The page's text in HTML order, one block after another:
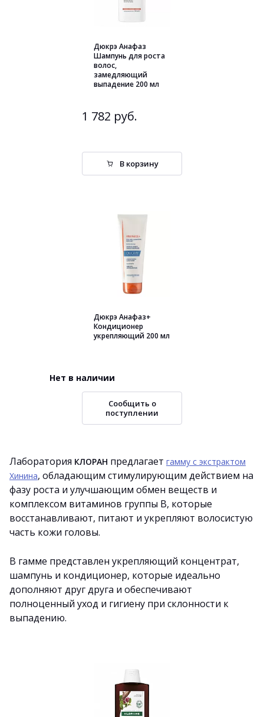
Дюкрэ Анафаз
Шампунь для роста
волос,
замедляющий
выпадение 200 мл
1 782 руб.
В корзину
Дюкрэ Анафаз+
Кондиционер
укрепляющий 200 мл
Нет в наличии
Сообщить о
поступлении
Лаборатория КЛОРАН предлагает гамму с экстрактом
Хинина, обладающим стимулирующим действием на
фазу роста и улучшающим обмен веществ и
комплексом витаминов группы В, которые
восстанавливают, питают и укрепляют волосистую
часть кожи головы.
В гамме представлен укрепляющий концентрат,
шампунь и кондиционер, которые идеально
дополняют друг друга и обеспечивают
полноценный уход и гигиену при склонности к
выпадению.